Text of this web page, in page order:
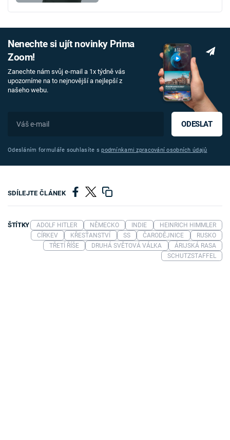
Nenechte si ujít novinky Prima
Zoom!
Zanechte nám svůj e-mail a 1x týdně vás
upozorníme na to nejnovější a nejlepší z
našeho webu.
ODESLAT
Odesláním formuláře souhlasíte spodmínkami zpracování osobních údajů
SDÍLEJTE ČLÁNEK
ŠTÍTKY ADOLF HITLER NĚMECKO INDIE
HEINRICH HIMMLER
CÍRKEV
KŘESŤANSTVÍ SS ČARODĚJNICE
RUSKO
TŘETÍ ŘÍŠE
DRUHÁ SVĚTOVÁ VÁLKA
ÁRIJSKÁ RASA
SCHUTZSTAFFEL